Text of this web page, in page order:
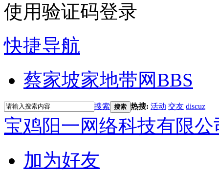
使用验证码登录
快捷导航
蔡家坡家地带网BBS
搜索 搜索 热搜: 活动 交友 discuz
宝鸡阳一网络科技有限公
加为好友